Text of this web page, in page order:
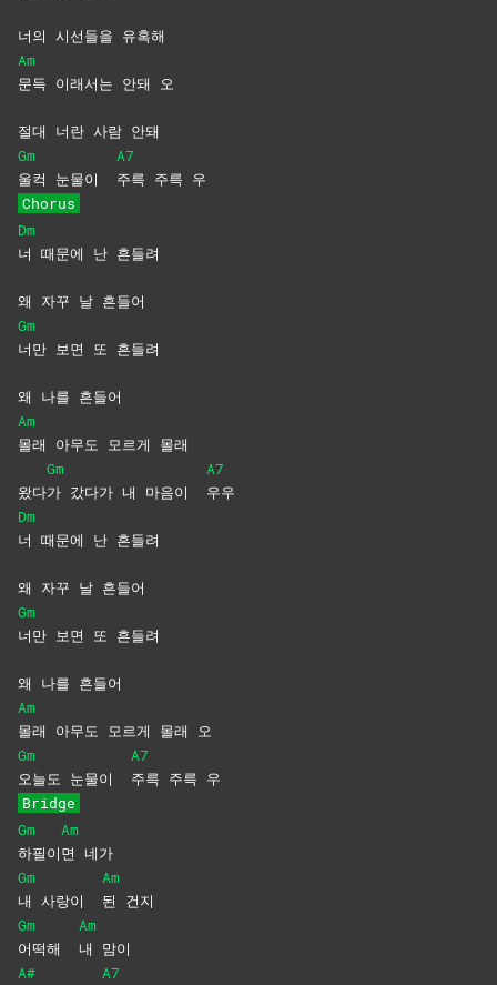
너의 시선들을 유혹해
Am
문득 이래서는 안돼 오
절대 너란 사람 안돼
Gm
울컥 눈물이
A7
주륵 주륵 우
Chorus
Dm
너 때문에 난 흔들려
왜 자꾸 날 흔들어
Gm
너만 보면 또 흔들려
왜 나를 흔들어
Am
몰래 아무도 모르게 몰래
왔다
Gm
가 갔다가 내 마음이
A7
우우
Dm
너 때문에 난 흔들려
왜 자꾸 날 흔들어
Gm
너만 보면 또 흔들려
왜 나를 흔들어
Am
몰래 아무도 모르게 몰래 오
Gm
오늘도 눈물이
A7
주륵 주륵 우
Bridge
Gm
하필이
Am
면 네가
Gm
내 사랑이
Am
된 건지
Gm
어떡해
Am
내 맘이
A#
A7